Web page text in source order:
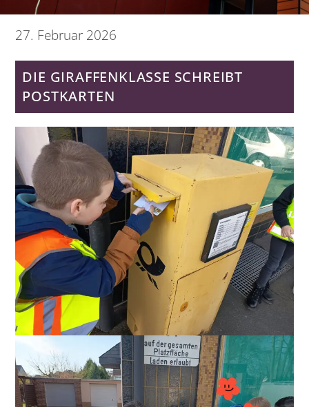
27. Februar 2026
DIE GIRAFFENKLASSE SCHREIBT
POSTKARTEN